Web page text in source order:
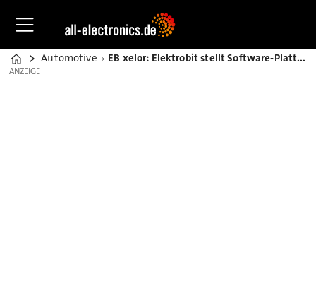
Home
Automotive EB xelor: Elektrobit stellt Software-Plattform für E/E-Fahrzeugarchitekturen vor
ANZEIGE
ANZEIGE